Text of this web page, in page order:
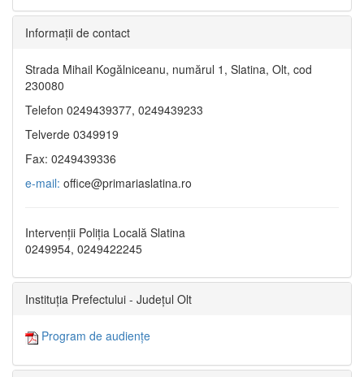
Informaţii de contact
Strada Mihail Kogălniceanu, numărul 1, Slatina, Olt, cod
230080
Telefon 0249439377, 0249439233
Telverde 0349919
Fax: 0249439336
e-mail: office@primariaslatina.ro
Intervenții Poliția Locală Slatina
0249954, 0249422245
Instituția Prefectului - Județul Olt
Program de audiențe